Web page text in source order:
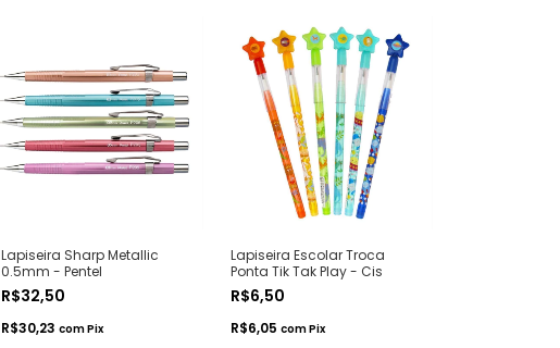
Lapiseira Sharp Metallic
0.5mm - Pentel
R$32,50
R$30,23 comPix
Lapiseira Escolar Troca
Ponta Tik Tak Play - Cis
R$6,50
R$6,05 comPix